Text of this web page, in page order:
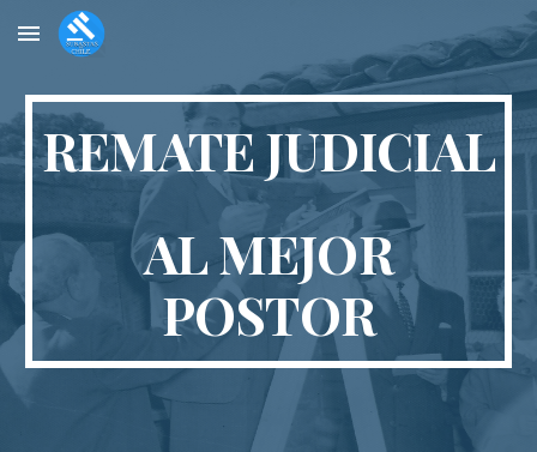
Skip to main content Skip to navigation
REMATE JUDICIAL
AL MEJOR
POSTOR